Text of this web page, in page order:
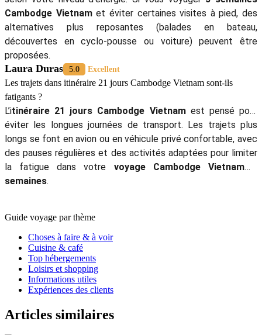
3 semaines au Cambodge et Vietnam, est-il possible de voyager
avec de jeunes enfants ?
Oui, de nombreuses familles partent avec des enfants en bas
âge.Voyage en famille Cambodge Vietnam, cetitinéraire 21
jours Cambogde Vietnam
moments calmes, peu de déplacements fatigants, et des
activités ludiques comme les balades en bateau ou les
ateliers de cuisine.
Stephan Excellent
Ce voyage convient-il à un rythme tranquille, sans trop marcher ?
Oui, lecircuit Cambodge Vietnam 21 joursest adaptable
selon votre niveau d’énergie. Si vous voyager3 semaines
Cambodge Vietnamet éviter certaines visites à pied, des
alternatives plus reposantes (balades en bateau,
proposées.
Les trajets dans itinéraire 21 jours Cambodge Vietnam sont-ils
fatigants ?
tinéraire 21 jours Cambodge Vietnam
éviter les longues journées de transport. Les trajets plus
des pauses régulières et des activités adaptées pour limiter